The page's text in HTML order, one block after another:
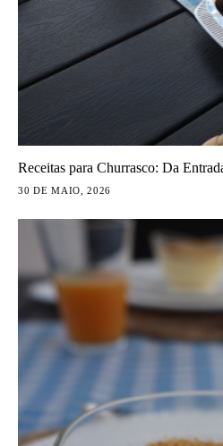
Receitas para Churrasco: Da
30 DE MAIO, 2026